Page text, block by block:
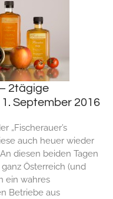
2tägige
September 2016
„Fischerauer’s
auch heuer wieder
diesen beiden Tagen
Österreich (und
ein wahres
Betriebe aus